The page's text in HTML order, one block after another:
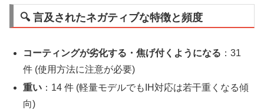
🔍 言及されたネガティブな特徴と頻度
コーティングが劣化する・焦げ付くようになる ：31
件 (使用方法に注意が必要)
重い ：14 件 (軽量モデルでもIH対応は若干重くなる傾
向)